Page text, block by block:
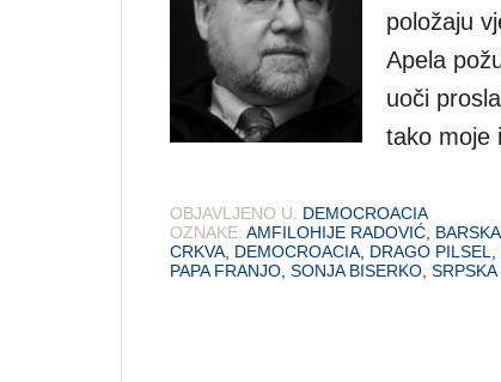
položaju
Apela
uoči
tako moje
OBJAVLJENO U: DEMOCROACIA
OZNAKE: AMFILOHIJE RADOVIĆ
CRKVA DEMOCROACIA DRAGO PILSEL
PAPA FRANJO SONJA BISERKO SRPSKA